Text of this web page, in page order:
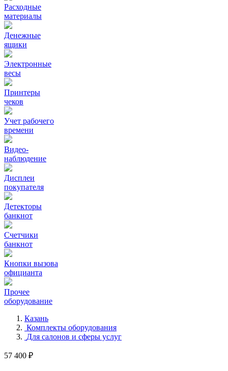
Расходные
материалы
Денежные
ящики
Электронные
весы
Принтеры
чеков
Учет рабочего
времени
Видео‑
наблюдение
Дисплеи
покупателя
Детекторы
банкнот
Счетчики
банкнот
Кнопки вызова
официанта
Прочее
оборудование
Казань
Комплекты оборудования
Для салонов и сферы услуг
57 400 ₽